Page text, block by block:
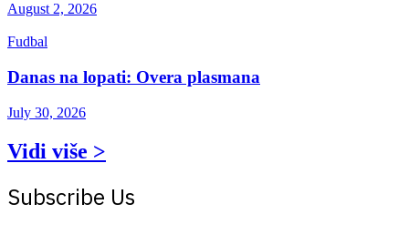
August 2, 2026
Fudbal
Danas na lopati: Overa plasmana
July 30, 2026
Vidi više >
Subscribe Us